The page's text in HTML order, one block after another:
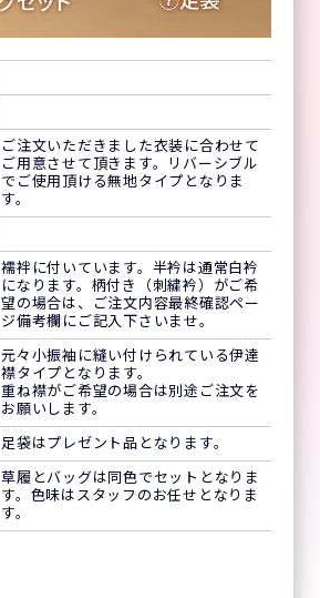
ご注文いただきました衣装に合わせて
ご用意させて頂きます。リバーシブル
でご使用頂ける無地タイプとなりま
す。
襦袢に付いています。半衿は通常白衿
になります。柄付き（刺繍衿）がご希
望の場合は、ご注文内容最終確認ペー
ジ備考欄にご記入下さいませ。
元々小振袖に縫い付けられている伊達
襟タイプとなります。
重ね襟がご希望の場合は別途ご注文を
お願いします。
足袋はプレゼント品となります。
草履とバッグは同色でセットとなりま
す。色味はスタッフのお任せとなりま
す。